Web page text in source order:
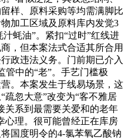
样、原料采购等均需满脚比
加工区域及原料库内发觉3
蚝油”。紧扣“过时”红线进
，但本案法式合适其所合用
政违法义务。门前期已介入
管中的“老”。手艺门槛极
。本案发生于线易场景，这
疏忽大意”改变为“客不雅居
关系到最需要关爱和的老年
心理。很可能曾经正在库房
国度明令的4-氯苯氧乙酸钠